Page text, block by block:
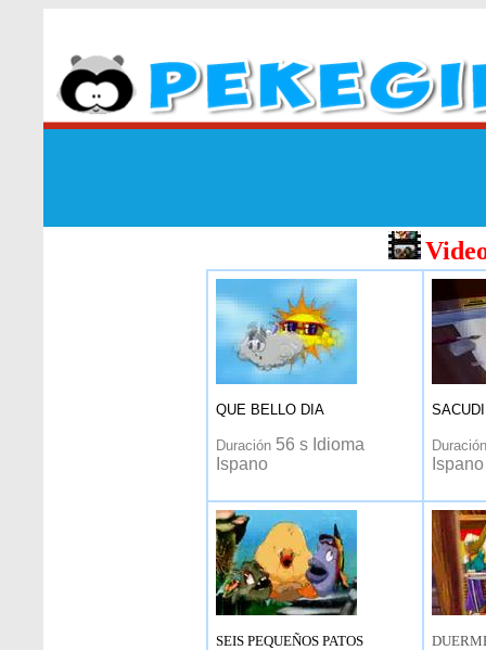
QUE BELLO DIA
Duración 56 s Idioma
Ispano
Ispano
SEIS PEQUEÑOS PATOS